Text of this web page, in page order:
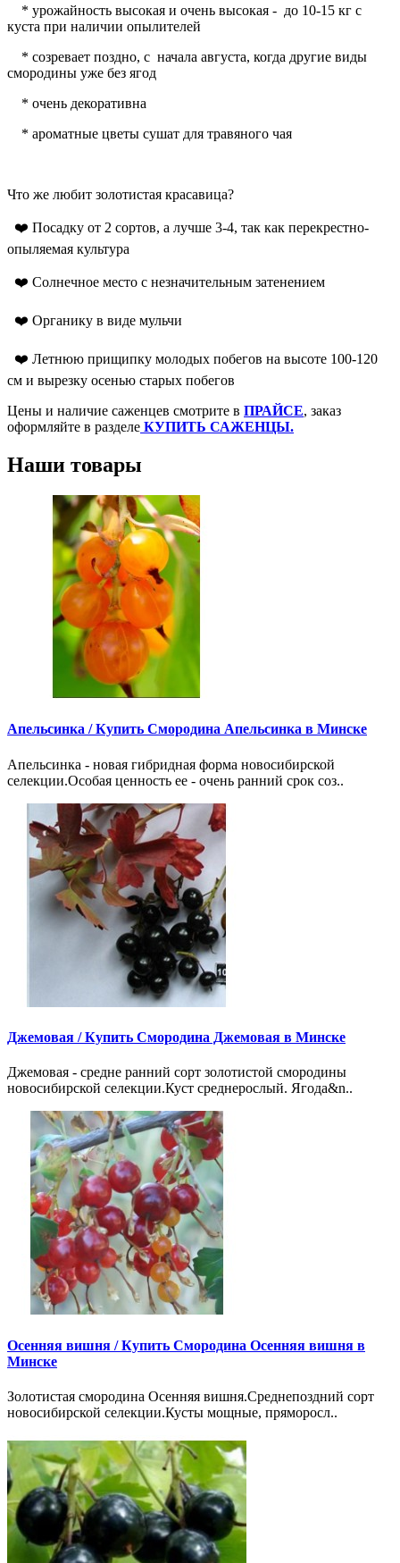
* урожайность высокая и очень высокая - до 10-15 кг с
куста при наличии опылителей
* созревает поздно, с начала августа, когда другие виды
смородины уже без ягод
* очень декоративна
* ароматные цветы сушат для травяного чая
Что же любит золотистая красавица?
❤️ Посадку от 2 сортов, а лучше 3-4, так как перекрестно-
опыляемая культура
❤️ Солнечное место с незначительным затенением
❤️ Органику в виде мульчи
❤️ Летнюю прищипку молодых побегов на высоте 100-120
см и вырезку осенью старых побегов
Цены и наличие саженцев смотрите в ПРАЙСЕ, заказ
оформляйте в разделе КУПИТЬ САЖЕНЦЫ.
Наши товары
Апельсинка /Купить Смородина Апельсинка в Минске
Апельсинка - новая гибридная форма новосибирской
селекции.Особая ценность ее - очень ранний срок соз..
Джемовая /Купить Смородина Джемовая в Минске
Джемовая - средне ранний сорт золотистой смородины
новосибирской селекции.Куст среднерослый. Ягода&n..
Осенняя вишня /Купить Смородина Осенняя вишня в
Минске
Золотистая смородина Осенняя вишня.Среднепоздний сорт
новосибирской селекции.Кусты мощные, пряморосл..